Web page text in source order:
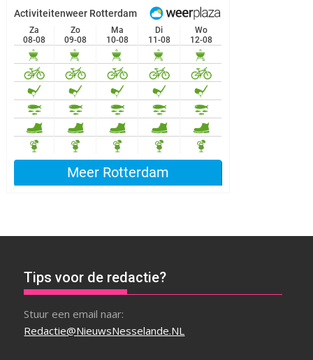
Tips voor de redactie?
Stuur een email naar:
Redactie@NieuwsNesselande.NL